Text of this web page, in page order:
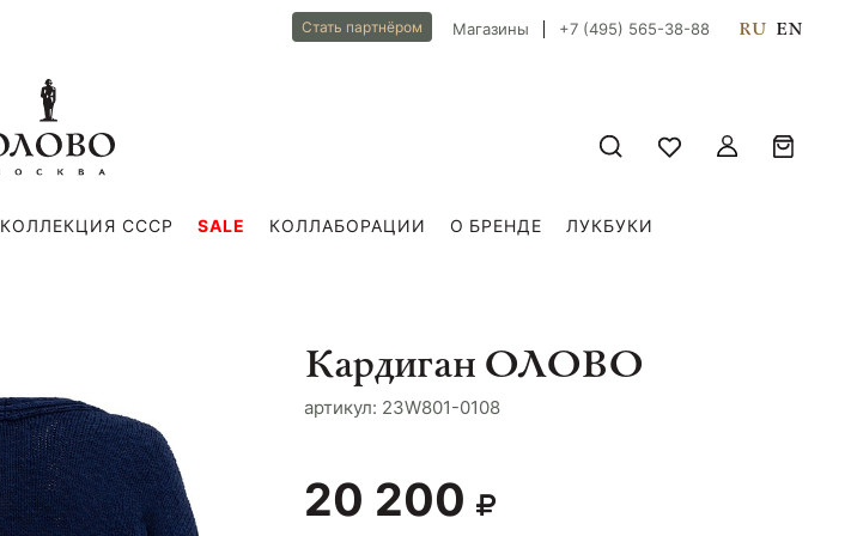
Стать партнёром Магазины +7 (495) 565-38-88 RU EN
КОЛЛЕКЦИЯ СССР SALE КОЛЛАБОРАЦИИ О БРЕНДЕ ЛУКБУКИ
Кардиган ОЛОВО
aртикул: 23W801-0108
20 200